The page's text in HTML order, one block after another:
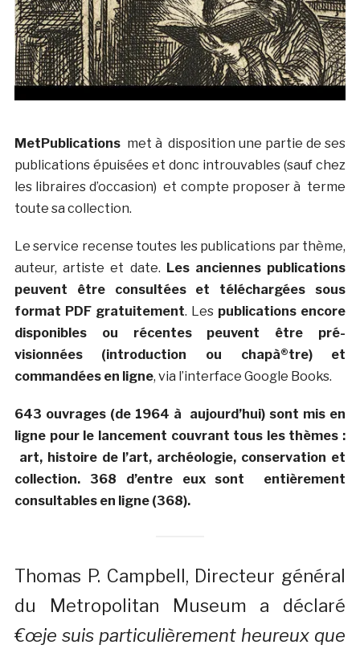
MetPublications met à disposition une partie de ses
publications épuisées et donc introuvables (sauf chez
les libraires d’occasion) et compte proposer à terme
toute sa collection.
Le service recense toutes les publications par thème,
auteur, artiste et date. Les anciennes publications
peuvent être consultées et téléchargées sous
format PDF gratuitement. Les publications encore
disponibles ou récentes peuvent être pré-
visionnées (introduction ou chapà®tre) et
commandées en ligne, via l’interface Google Books.
643 ouvrages (de 1964 à aujourd’hui) sont mis en
ligne pour le lancement couvrant tous les thèmes :
art, histoire de l’art, archéologie, conservation et
collection. 368 d’entre eux sont entièrement
consultables en ligne (368).
Thomas P. Campbell, Directeur général
du Metropolitan Museum a déclaré
€œje suis particulièrement heureux que